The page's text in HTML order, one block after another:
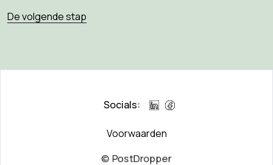
De volgende stap
© PostDropper
Voorwaarden
Socials: